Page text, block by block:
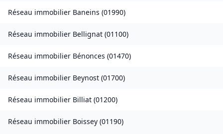
Réseau immobilier Baneins (01990)
Réseau immobilier Bellignat (01100)
Réseau immobilier Bénonces (01470)
Réseau immobilier Beynost (01700)
Réseau immobilier Billiat (01200)
Réseau immobilier Boissey (01190)